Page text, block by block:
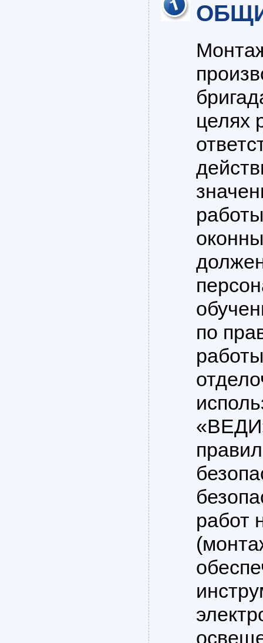
целях
по
работ